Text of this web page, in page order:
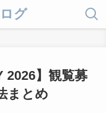
グ
2026】観覧募
まとめ